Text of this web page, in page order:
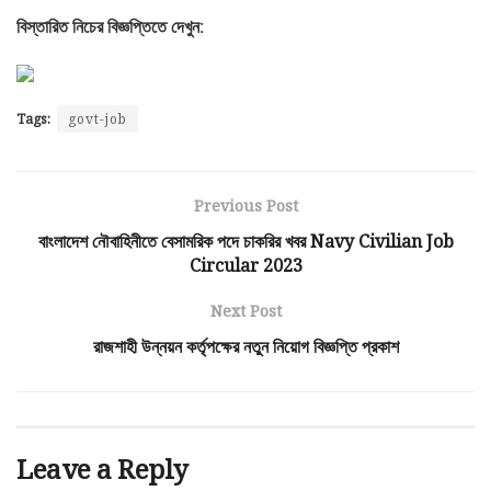
বিস্তারিত নিচের বিজ্ঞপ্তিতে দেখুন:
Tags: govt-job
Previous Post
বাংলাদেশ নৌবাহিনীতে বেসামরিক পদে চাকরির খবর Navy Civilian Job
Circular 2023
Next Post
রাজশাহী উন্নয়ন কর্তৃপক্ষের নতুন নিয়োগ বিজ্ঞপ্তি প্রকাশ
Leave a Reply